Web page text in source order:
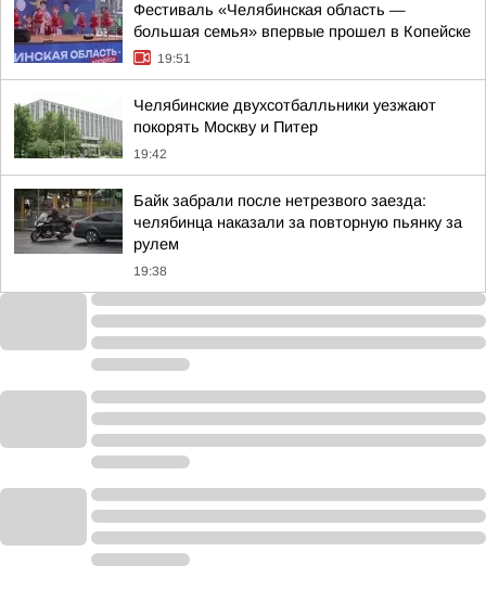
Фестиваль «Челябинская область —
большая семья» впервые прошел в Копейске
19:51
Челябинские двухсотбалльники уезжают
покорять Москву и Питер
19:42
Байк забрали после нетрезвого заезда:
челябинца наказали за повторную пьянку за
рулем
19:38